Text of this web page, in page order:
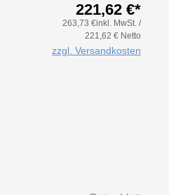
221,62 €*
263,73 €inkl. MwSt. /
221,62 € Netto
zzgl. Versandkosten